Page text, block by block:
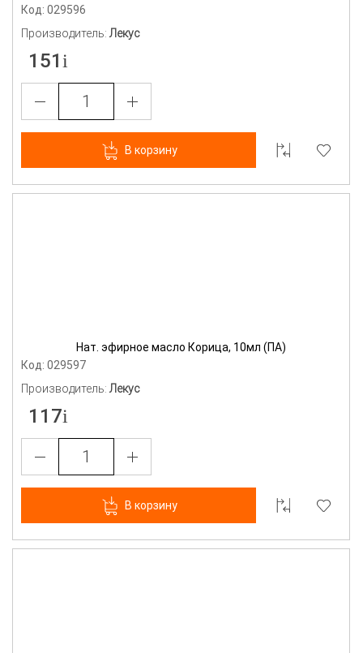
Код: 029596
Производитель:Лекус
151
В корзину
Нат. эфирное масло Корица, 10мл (ПА)
Код: 029597
Производитель:Лекус
117
В корзину